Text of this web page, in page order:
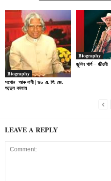
Biography
সপোন আৰু বাণী | ড০ এ. পি. জে.
আব্দুল কালাম
Biography
জুবিন গাৰ্গ – জীৱনী
LEAVE A REPLY